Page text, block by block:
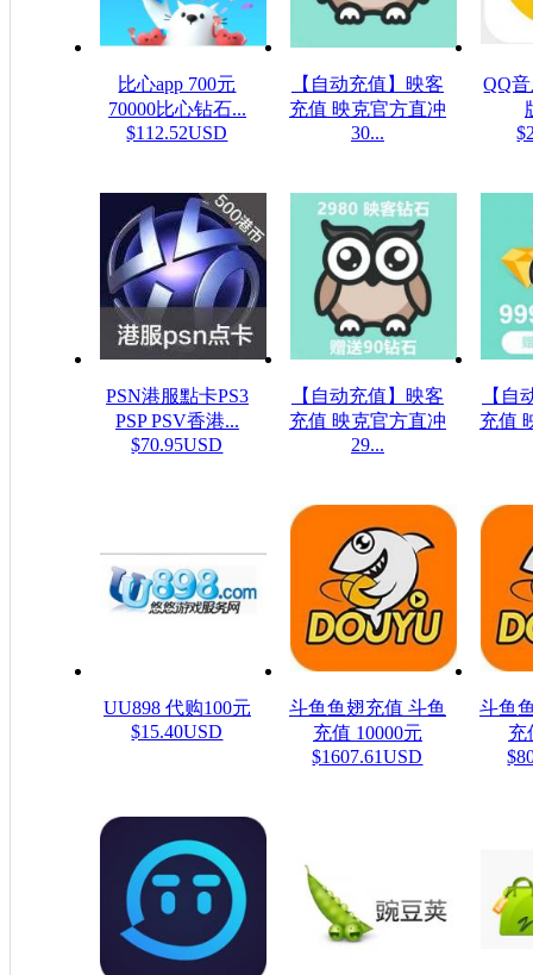
比心app 700元
70000比心钻石...
$112.52USD
【自动充值】映客
充值 映克官方直冲
30...
QQ
PSN港服點卡PS3
PSP PSV香港...
$70.95USD
【自动充值】映客
充值 映克官方直冲
29...
【自
充值
UU898 代购100元
$15.40USD
斗鱼鱼翅充值 斗鱼
充值 10000元
$1607.61USD
斗鱼
充